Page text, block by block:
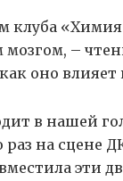
клуба
–
оно влияет
в нашей
на сцене
эти